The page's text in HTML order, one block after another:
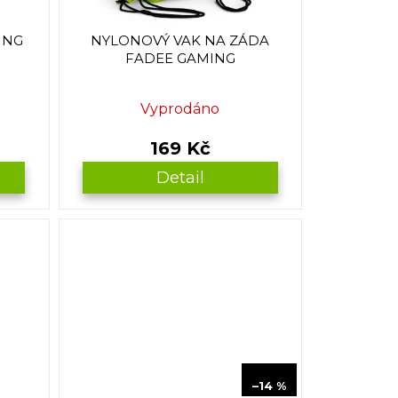
NYLONOVÝ VAK NA ZÁDA
FADEE GAMING
Vyprodáno
169 Kč
Detail
–14 %